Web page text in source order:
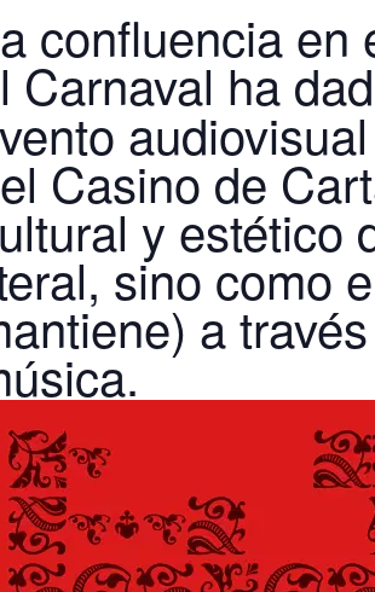
confluencia en
Carnaval ha
Casino de
y estético
sino como
a